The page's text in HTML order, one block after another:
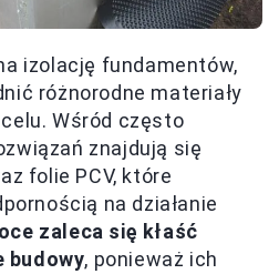
izolację fundamentów,
różnorodne materiały
Wśród często
znajdują się
folie PCV, które
na działanie
zaleca się kłaść
budowy, ponieważ ich